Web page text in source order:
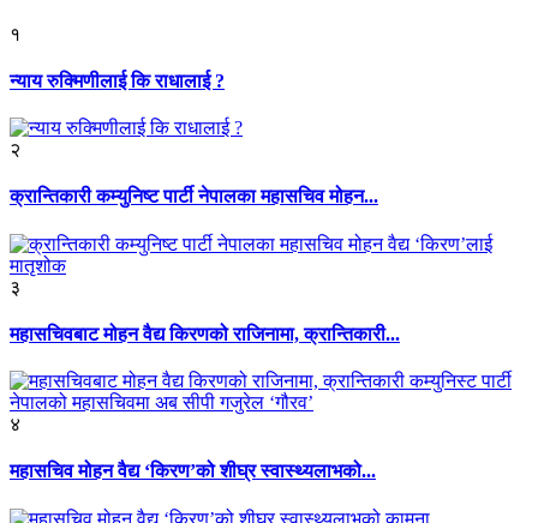
१
न्याय रुक्मिणीलाई कि राधालाई ?
२
क्रान्तिकारी कम्युनिष्ट पार्टी नेपालका महासचिव मोहन...
३
महासचिवबाट मोहन वैद्य किरणको राजिनामा, क्रान्तिकारी...
४
महासचिव मोहन वैद्य ‘किरण’को शीघ्र स्वास्थ्यलाभको...